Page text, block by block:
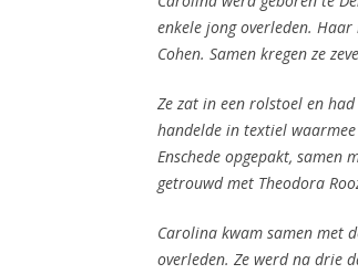
enkele jong overleden.
Cohen. Samen kregen ze
Ze zat in een rolstoel en
handelde in textiel
Enschede opgepakt, samen
getrouwd met Theodora
Carolina kwam samen met
overleden. Ze werd na drie